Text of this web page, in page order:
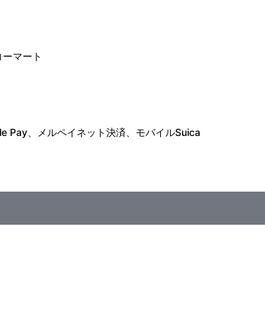
マート
Pay、メルペイネット決済、モバイルSuica